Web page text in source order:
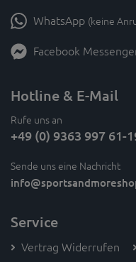
WhatsApp (keine
Facebook
Hotline & E-Mail
Rufe uns an
+49 (0) 9363 997 61-
Sende uns eine Nachricht
info
Service
Vertrag Widerrufen